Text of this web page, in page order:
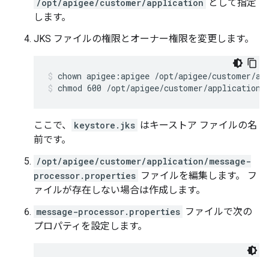
/opt/apigee/customer/application
として指定
します。
JKS ファイルの権限とオーナー権限を変更します。
chmod 600 /opt/apigee/customer/
ここで、 keystore.jks はキーストア ファイルの名
前です。
/opt/apigee/customer/application/message-
processor.properties ファイルを編集します。 フ
ァイルが存在しない場合は作成します。
message-processor.properties ファイルで次の
プロパティを設定します。